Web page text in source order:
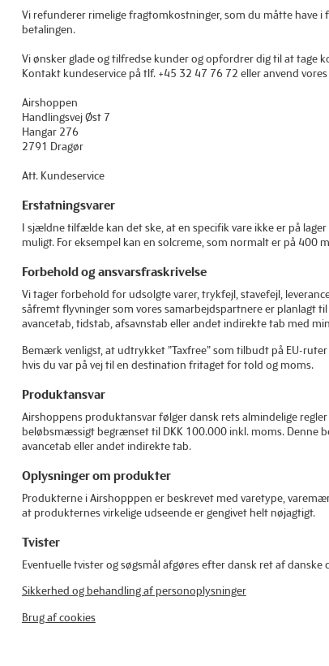
Vi refunderer rimelige fragtomkostninger, som du måtte have
betalingen.
Vi ønsker glade og tilfredse kunder og opfordrer dig til at tage
Kontakt kundeservice på tlf. +45 32 47 76 72 eller anvend
Airshoppen
Handlingsvej Øst 7
Hangar 276
2791 Dragør
Att. Kundeservice
Erstatningsvarer
I sjældne tilfælde kan det ske, at en specifik vare ikke er på
muligt. For eksempel kan en solcreme, som normalt er på 400
Forbehold og ansvarsfraskrivelse
Vi tager forbehold for udsolgte varer, trykfejl, stavefejl,
såfremt flyvninger som vores samarbejdspartnere er planlagt
avancetab, tidstab, afsavnstab eller andet indirekte tab med
Bemærk venligst, at udtrykket ”Taxfree” som tilbudt på EU-
hvis du var på vej til en destination fritaget for told og moms.
Produktansvar
Airshoppens produktansvar følger dansk rets almindelige
beløbsmæssigt begrænset til DKK 100.000 inkl. moms. Denne
avancetab eller andet indirekte tab.
Oplysninger om produkter
Produkterne i Airshopppen er beskrevet med varetype,
at produkternes virkelige udseende er gengivet helt nøjagtigt.
Tvister
Eventuelle tvister og søgsmål afgøres efter dansk ret af danske
Sikkerhed og behandling af personoplysninger
Brug af cookies